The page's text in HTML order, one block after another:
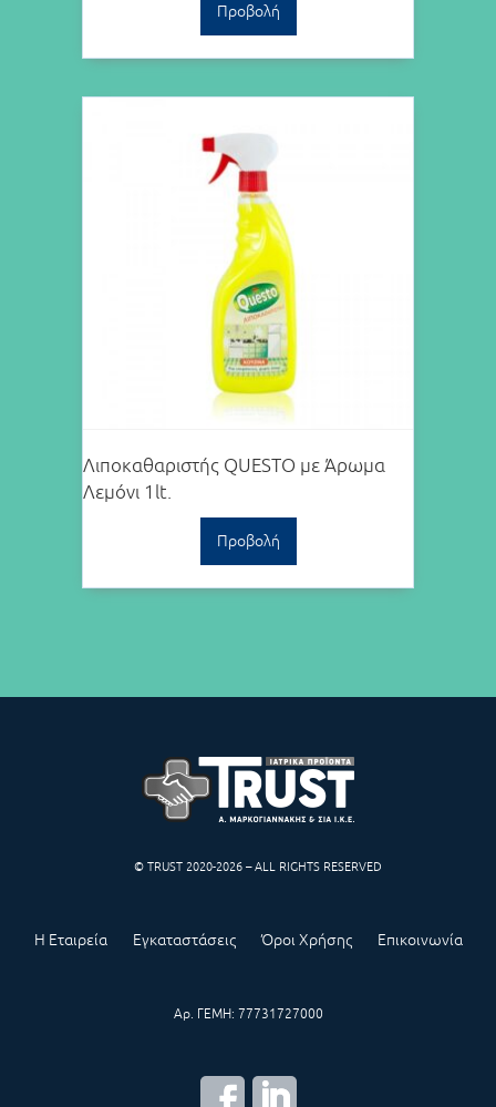
Προβολή
Λιποκαθαριστής QUESTO με Άρωμα
Λεμόνι 1lt.
Προβολή
© TRUST 2020-2026 – ALL RIGHTS RESERVED
Η Εταιρεία Εγκαταστάσεις Όροι Χρήσης Επικοινωνία
Αρ. ΓΕΜΗ: 77731727000